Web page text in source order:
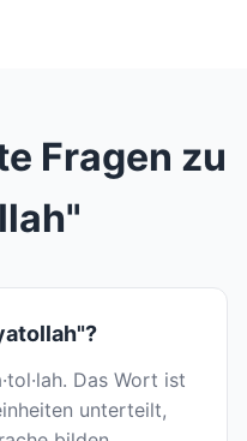
Fragen zu
Das Wort ist
unterteilt,